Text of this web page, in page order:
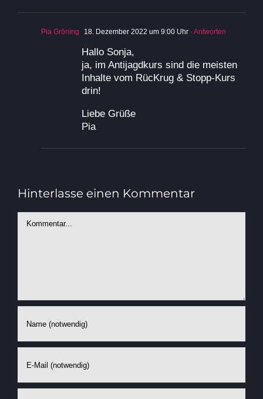
Pia Gröning 18. Dezember 2022 um 9:00 Uhr - Antworten
Hallo Sonja,
ja, im Antijagdkurs sind die meisten
Inhalte vom RücKrug & Stopp-Kurs
drin!
Liebe Grüße
Pia
Hinterlasse einen Kommentar
Kommentar